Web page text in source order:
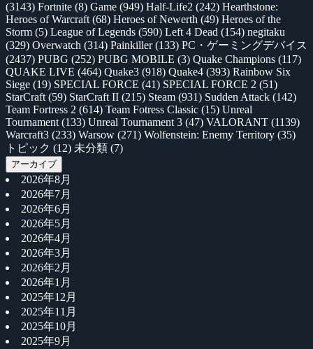
(3143) Fortnite (8) Game (949) Half-Life2 (242) Hearthstone:
Heroes of Warcraft (68) Heroes of Newerth (49) Heroes of the
Storm (5) League of Legends (590) Left 4 Dead (154) negitaku
(329) Overwatch (314) Painkiller(133) PC・ゲーミングデバイス
(2437) PUBG (252) PUBG MOBILE (3) Quake Champions (117)
QUAKE LIVE (464) Quake3 (918) Quake4 (393) Rainbow Six
Siege (19) SPECIAL FORCE (41) SPECIAL FORCE 2 (51)
StarCraft (59) StarCraft II (215) Steam (931) Sudden Attack (142)
Team Fortress 2 (614) Team Fotress Classic (15) Unreal
Tournament (133) Unreal Tournament 3 (47) VALORANT (1139)
Warcraft3 (233) Warsow (271) Wolfenstein: Enemy Territory (35)
トピック (12) 未分類 (7)
アーカイブ
2026年8月
2026年7月
2026年6月
2026年5月
2026年4月
2026年3月
2026年2月
2026年1月
2025年12月
2025年11月
2025年10月
2025年9月